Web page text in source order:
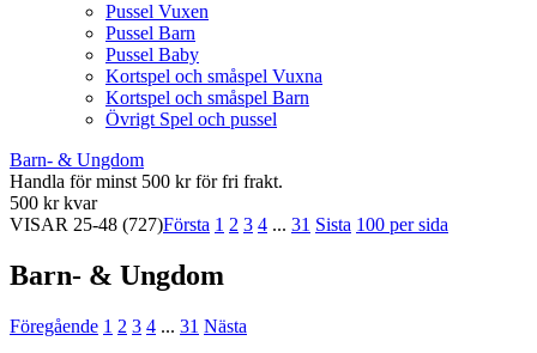
Pussel Vuxen
Pussel Barn
Pussel Baby
Kortspel och småspel Vuxna
Kortspel och småspel Barn
Övrigt Spel och pussel
Barn- & Ungdom
Handla för minst 500 kr för fri frakt.
500 kr kvar
VISAR 25-48 (727)Första 1 2 3 4 ... 31 Sista 100 per sida
Barn- & Ungdom
Föregående 1 2 3 4 ... 31 Nästa